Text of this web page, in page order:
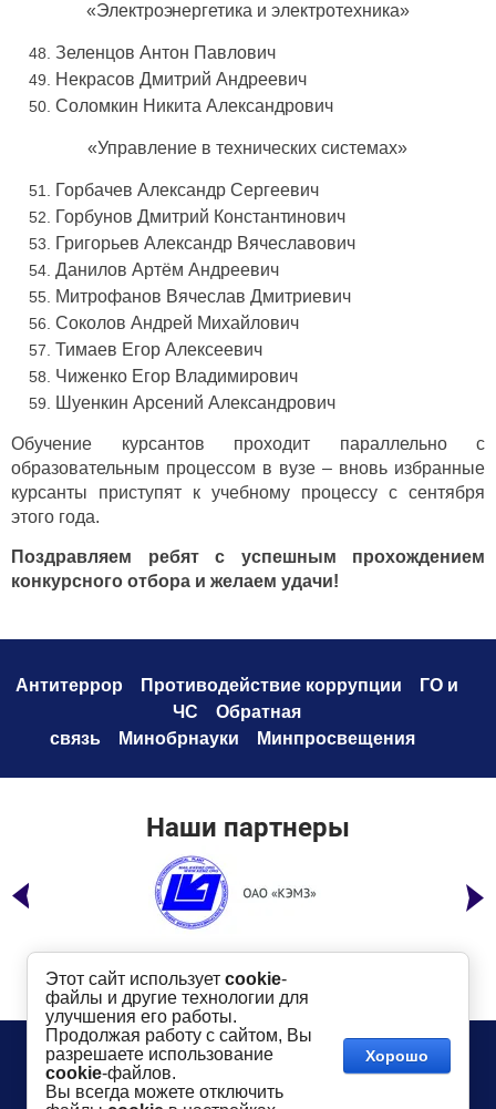
«Электроэнергетика и электротехника»
Зеленцов Антон Павлович
Некрасов Дмитрий Андреевич
Соломкин Никита Александрович
«Управление в технических системах»
Горбачев Александр Сергеевич
Горбунов Дмитрий Константинович
Григорьев Александр Вячеславович
Данилов Артём Андреевич
Митрофанов Вячеслав Дмитриевич
Соколов Андрей Михайлович
Тимаев Егор Алексеевич
Чиженко Егор Владимирович
Шуенкин Арсений Александрович
Обучение курсантов проходит параллельно с
образовательным процессом в вузе – вновь избранные
курсанты приступят к учебному процессу с сентября
этого года.
Поздравляем ребят с успешным прохождением
конкурсного отбора и желаем удачи!
Антитеррор Противодействие коррупции
ГО и
ЧС
Обратная
связь
Минобрнауки Минпросвещения
Наши партнеры
Телефон:8 (49232) 6-96-00
Адрес: г. Ковров, ул. Маяковского, 19
Показать на карте
Сайт создан в:
megagroup.ru
Этот сайт использует cookie-
файлы и другие технологии для
улучшения его работы.
Продолжая работу с сайтом, Вы
разрешаете использование
cookie-файлов.
Вы всегда можете отключить
Хорошо